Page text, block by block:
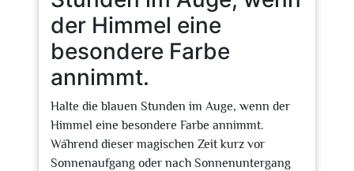
der Himmel eine
besondere Farbe
annimmt.
Halte die blauen Stunden im Auge, wenn der
Himmel eine besondere Farbe annimmt.
Während dieser magischen Zeit kurz vor
Sonnenaufgang oder nach Sonnenuntergang